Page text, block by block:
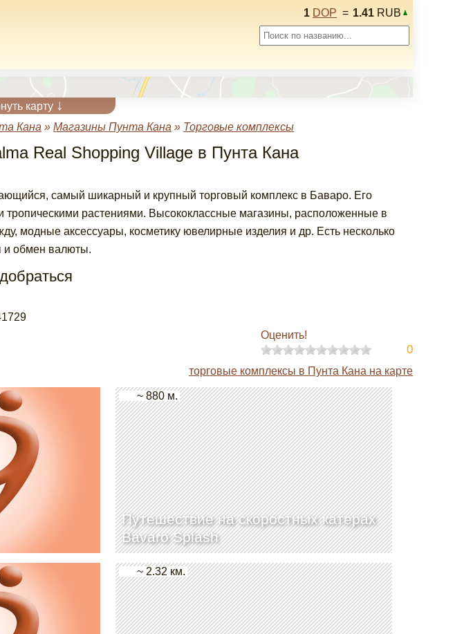
1 DOP = 1.41 RUB
карту ↓
Кана » Магазины Пунта Кана » Торговые комплексы
Real Shopping Village в Пунта Кана
самый шикарный и крупный торговый комплекс в Баваро. Его
растениями. Высококлассные магазины, расположенные в
модные аксессуары, косметику ювелирные изделия и др. Есть несколько
и обмен валюты.
Оценить!
0
торговые комплексы в Пунта Кана на карте
Путешествие на скоростных катерах
Bavaro Splash
~ 880 м.
~ 2.32 км.